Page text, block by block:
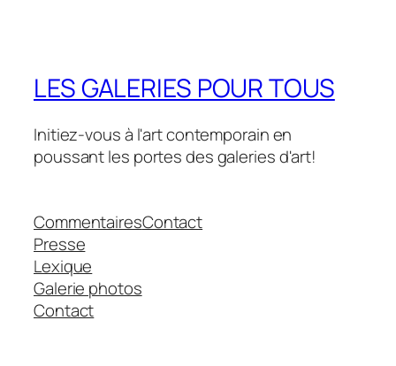
LES GALERIES POUR TOUS
Initiez-vous à l'art contemporain en
poussant les portes des galeries d'art!
Commentaires
Presse
Lexique
Galerie photos
Contact
Contact